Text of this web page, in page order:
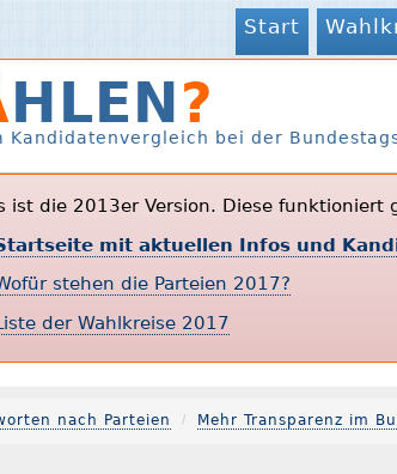
Start
HLEN?
Kandidatenvergleich bei der
ist die 2013er Version. Diese
mit aktuellen Infos und
stehen die Parteien 2017?
der Wahlkreise 2017
nach Parteien Mehr Transparenz im